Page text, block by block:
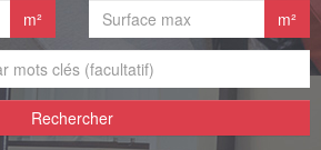
m² m²
Rechercher